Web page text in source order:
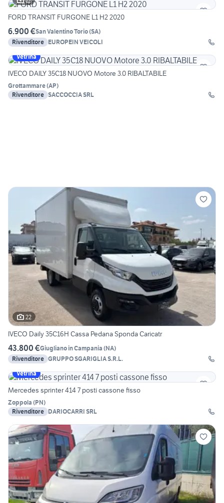
FORD TRANSIT FURGONE L1 H2 2020
6.900 €San Valentino Torio(SA)
Rivenditore EUROPEIN VEICOLI
Vetrina
IVECO DAILY 35C18 NUOVO Motore 3.0 RIBALTABILE
Grottammare(AP)
Rivenditore SACCOCCIA SRL
22
IVECO Daily 35C16H Cassa Pedana Sponda Caricatr
43.800 €Giugliano in Campania (NA)
Rivenditore GRUPPO SGARIGLIA S.R.L.
Vetrina
Mercedes sprinter 414 7 posti cassone fisso
Zoppola (PN)
Rivenditore DARIOCARRI SRL